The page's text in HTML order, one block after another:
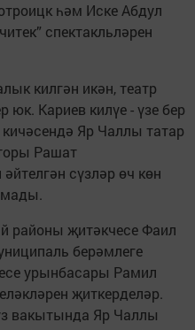
һәм Иске Абдул
спектакльләрен
килгән икән, театр
юк. Кариев килүе - үзе бер
Яр Чаллы татар
Рашат
сүзләр өч көн
районы җитәкчесе Фаил
берәмлеге
урынбасары Рамил
җиткерделәр.
вакытында Яр Чаллы